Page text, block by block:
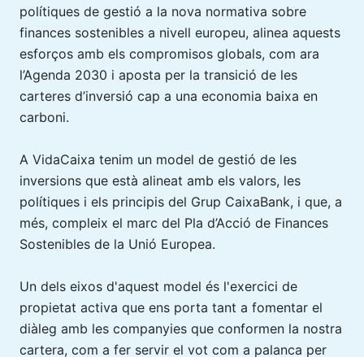
polítiques de gestió a la nova normativa sobre
finances sostenibles a nivell europeu, alinea aquests
esforços amb els compromisos globals, com ara
l’Agenda 2030 i aposta per la transició de les
carteres d’inversió cap a una economia baixa en
carboni.
A VidaCaixa tenim un model de gestió de les
inversions que està alineat amb els valors, les
polítiques i els principis del Grup CaixaBank, i que, a
més, compleix el marc del Pla d’Acció de Finances
Sostenibles de la Unió Europea.
Un dels eixos d'aquest model és l'exercici de
propietat activa que ens porta tant a fomentar el
diàleg amb les companyies que conformen la nostra
cartera, com a fer servir el vot com a palanca per